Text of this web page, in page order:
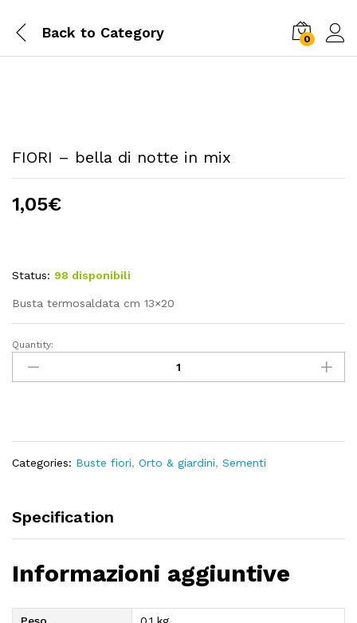
Back to Category 0
FIORI – bella di notte in mix
1,05€
Status: 98 disponibili
Busta termosaldata cm 13×20
FIORI
bella
quantity
Quantity:
Categories: Buste fiori, Orto & giardini, Sementi
Specification
Informazioni aggiuntive
Peso 0,1 kg